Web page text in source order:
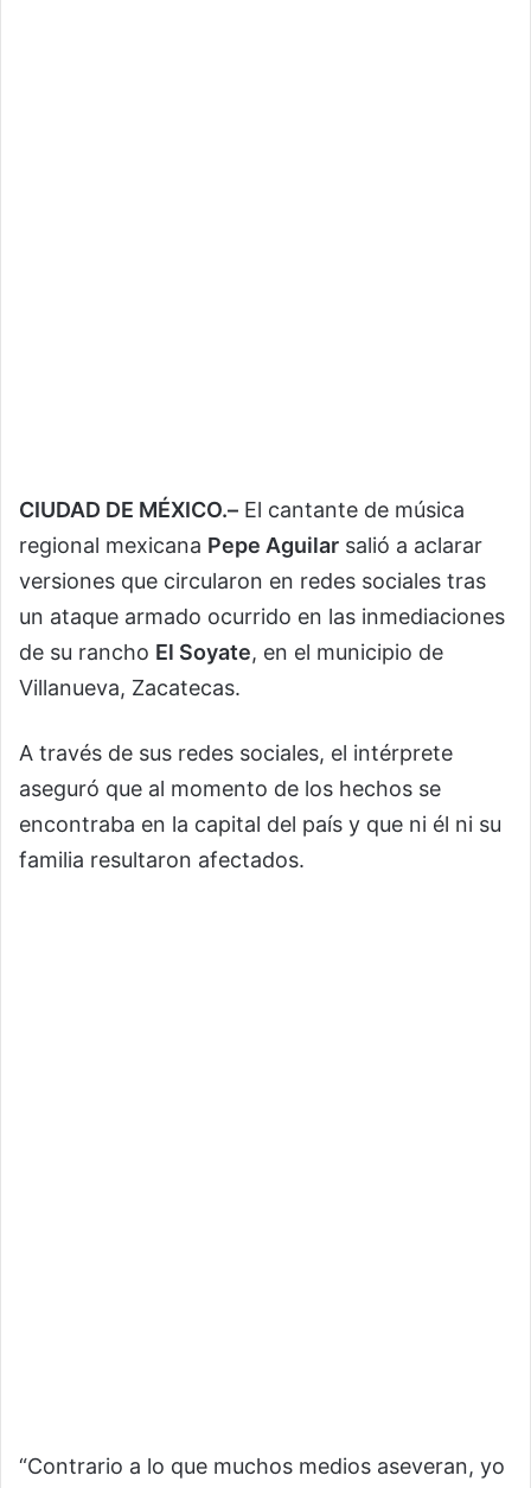
CIUDAD DE MÉXICO.– El cantante de música
regional mexicana Pepe Aguilar salió a aclarar
versiones que circularon en redes sociales tras
un ataque armado ocurrido en las inmediaciones
de su rancho El Soyate, en el municipio de
Villanueva, Zacatecas.
A través de sus redes sociales, el intérprete
aseguró que al momento de los hechos se
encontraba en la capital del país y que ni él ni su
familia resultaron afectados.
“Contrario a lo que muchos medios aseveran, yo